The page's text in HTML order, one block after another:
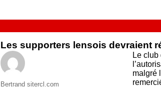
Les supporters lensois devraient
Le club
malgré
Auteur
Bertrand sitercl.com